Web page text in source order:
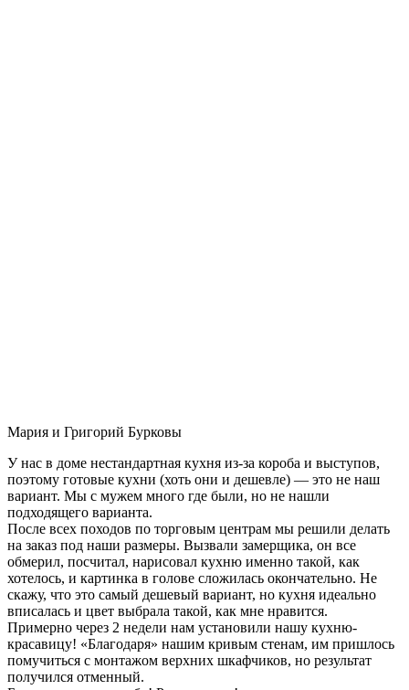
Мария и Григорий Бурковы
У нас в доме нестандартная кухня из-за короба и выступов,
поэтому готовые кухни (хоть они и дешевле) — это не наш
вариант. Мы с мужем много где были, но не нашли
подходящего варианта.
После всех походов по торговым центрам мы решили делать
на заказ под наши размеры. Вызвали замерщика, он все
обмерил, посчитал, нарисовал кухню именно такой, как
хотелось, и картинка в голове сложилась окончательно. Не
скажу, что это самый дешевый вариант, но кухня идеально
вписалась и цвет выбрала такой, как мне нравится.
Примерно через 2 недели нам установили нашу кухню-
красавицу! «Благодаря» нашим кривым стенам, им пришлось
помучиться с монтажом верхних шкафчиков, но результат
получился отменный.